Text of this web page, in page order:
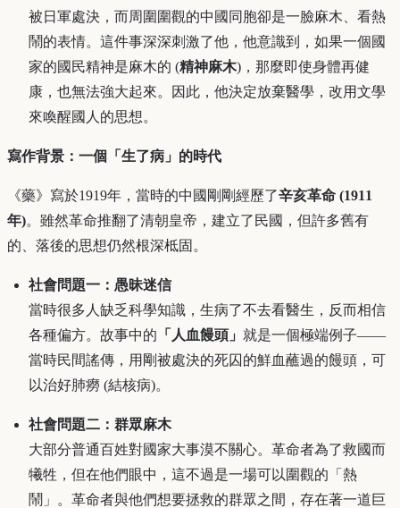
被日軍處決，而周圍圍觀的中國同胞卻是一臉麻木、看熱
鬧的表情。這件事深深刺激了他，他意識到，如果一個國
家的國民精神是麻木的 (精神麻木)，那麼即使身體再健
康，也無法強大起來。因此，他決定放棄醫學，改用文學
來喚醒國人的思想。
寫作背景：一個「生了病」的時代
《藥》寫於1919年，當時的中國剛剛經歷了辛亥革命 (1911
年)。雖然革命推翻了清朝皇帝，建立了民國，但許多舊有
的、落後的思想仍然根深柢固。
社會問題一：愚昧迷信
當時很多人缺乏科學知識，生病了不去看醫生，反而相信
各種偏方。故事中的 「人血饅頭」 就是一個極端例子——
當時民間謠傳，用剛被處決的死囚的鮮血蘸過的饅頭，可
以治好肺癆 (結核病)。
社會問題二：群眾麻木
大部分普通百姓對國家大事漠不關心。革命者為了救國而
犧牲，但在他們眼中，這不過是一場可以圍觀的「熱
鬧」。革命者與他們想要拯救的群眾之間，存在著一道巨